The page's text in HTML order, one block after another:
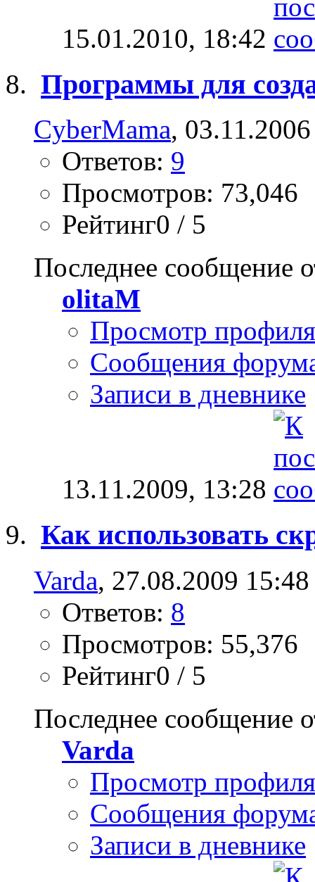
15.01.2010, 18:42
Программы для
CyberMama,
Ответов: 9
Просмотров: 73,046
Рейтинг0 / 5
Последнее сообщение
olitaM
Просмотр профиля
Сообщения
Записи в дневнике
13.11.2009, 13:28
Как использовать
Varda, 27.08.2009 15:48
Ответов: 8
Просмотров: 55,376
Рейтинг0 / 5
Последнее сообщение
Varda
Просмотр профиля
Сообщения
Записи в дневнике